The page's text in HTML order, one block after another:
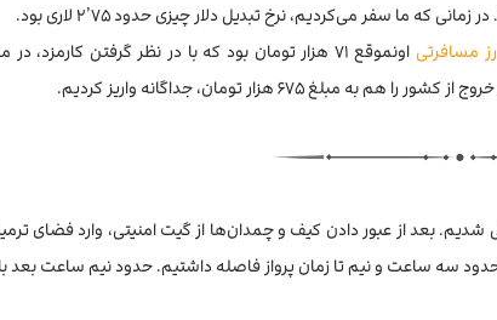
سفر می‌کردیم، نرخ تبدیل دلار چیزی حدود ۲٫۷۵ لاری بود.
مسافرتی
اونموقع ۷۱ هزار تومان بود که با در نظر گرفتن کارمزد،
شدیم. بعد از عبور دادن کیف و چمدان‌ها از گیت امنیتی، وارد فضای
سه ساعت و نیم تا زمان پرواز فاصله داشتیم. حدود نیم ساعت بعد